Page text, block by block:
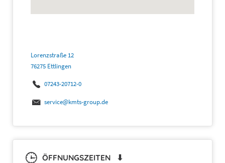
Lorenzstraße 12
76275 Ettlingen
07243-20712-0
service@kmts-group.de
ÖFFNUNGSZEITEN ⬇